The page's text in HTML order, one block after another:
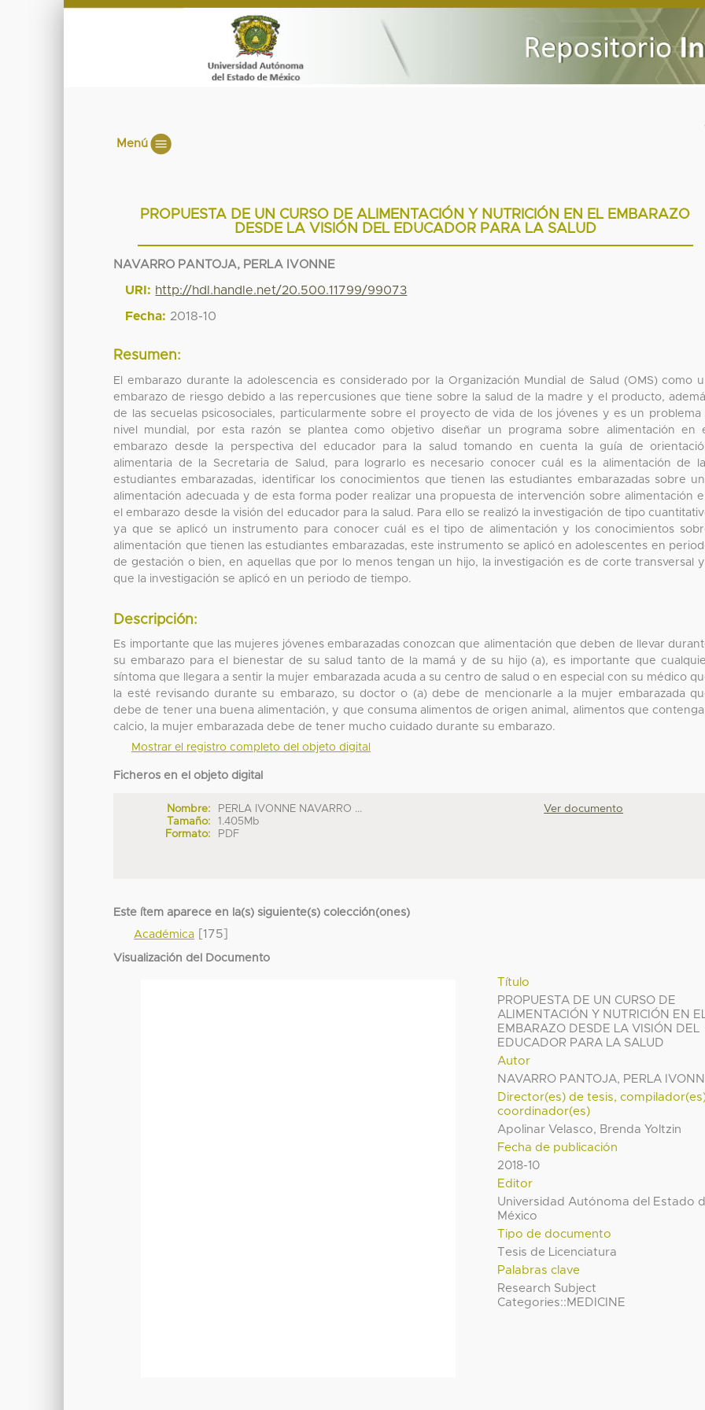
Menú
PROPUESTA DE UN CURSO DE ALIMENTACIÓN Y NUTRICIÓN EN EL EMBARAZO
DESDE LA VISIÓN DEL EDUCADOR PARA LA SALUD
NAVARRO PANTOJA, PERLA IVONNE
URI: http://hdl.handle.net/20.500.11799/99073
Fecha: 2018-10
Resumen:
El embarazo durante la adolescencia es considerado por la Organización Mundial de Salud (OMS) como
embarazo de riesgo debido a las repercusiones que tiene sobre la salud de la madre y el producto,
de las secuelas psicosociales, particularmente sobre el proyecto de vida de los jóvenes y es un problema
nivel mundial, por esta razón se plantea como objetivo diseñar un programa sobre alimentación en
embarazo desde la perspectiva del educador para la salud tomando en cuenta la guía de
alimentaria de la Secretaria de Salud, para lograrlo es necesario conocer cuál es la alimentación de
estudiantes embarazadas, identificar los conocimientos que tienen las estudiantes embarazadas sobre
alimentación adecuada y de esta forma poder realizar una propuesta de intervención sobre alimentación
el embarazo desde la visión del educador para la salud. Para ello se realizó la investigación de tipo
ya que se aplicó un instrumento para conocer cuál es el tipo de alimentación y los conocimientos
alimentación que tienen las estudiantes embarazadas, este instrumento se aplicó en adolescentes en
de gestación o bien, en aquellas que por lo menos tengan un hijo, la investigación es de corte transversal
que la investigación se aplicó en un periodo de tiempo.
Descripción:
Es importante que las mujeres jóvenes embarazadas conozcan que alimentación que deben de llevar
su embarazo para el bienestar de su salud tanto de la mamá y de su hijo (a), es importante que
síntoma que llegara a sentir la mujer embarazada acuda a su centro de salud o en especial con su médico
la esté revisando durante su embarazo, su doctor o (a) debe de mencionarle a la mujer embarazada
debe de tener una buena alimentación, y que consuma alimentos de origen animal, alimentos que
calcio, la mujer embarazada debe de tener mucho cuidado durante su embarazo.
Mostrar el registro completo del objeto digital
Ficheros en el objeto digital
Nombre:
PERLA IVONNE NAVARRO ...
Tamaño:
1.405Mb
Formato:
PDF
Ver documento
Este ítem aparece en la(s) siguiente(s) colección(ones)
Académica [175]
Visualización del Documento
Título
PROPUESTA DE UN CURSO DE
ALIMENTACIÓN Y NUTRICIÓN EN
EMBARAZO DESDE LA VISIÓN DEL
EDUCADOR PARA LA SALUD
Autor
NAVARRO PANTOJA, PERLA
Director(es) de tesis,
coordinador(es)
Apolinar Velasco, Brenda Yoltzin
Fecha de publicación
2018-10
Editor
Universidad Autónoma del Estado
México
Tipo de documento
Tesis de Licenciatura
Palabras clave
Research Subject
Categories::MEDICINE